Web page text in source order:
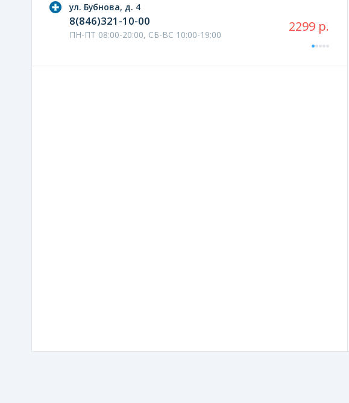
ул. Бубнова, д. 4
8(846)321-10-00
ПН-ПТ 08:00-20:00, СБ-ВС 10:00-19:00
2299 р.